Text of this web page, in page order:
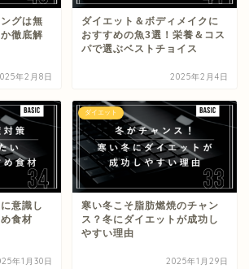
グは無
徹底解
年2月8日
ダイエット＆ボディメイクに
おすすめの魚3選！栄養＆コス
パで選ぶベストチョイス
2025年2月4日
意識し
食材
年1月30日
ダイエット
寒い冬こそ脂肪燃焼のチャン
ス？冬にダイエットが成功し
やすい理由
2025年1月29日